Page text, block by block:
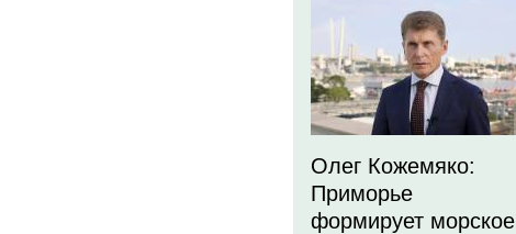
Олег Кожемяко:
Приморье
формирует морское